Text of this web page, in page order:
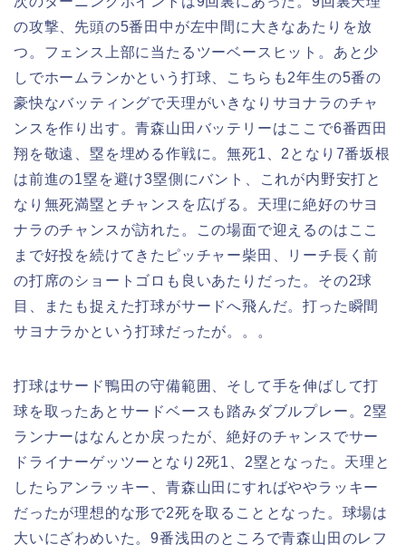
の攻撃、先頭の5番田中が左中間に大きなあたりを放
つ。フェンス上部に当たるツーベースヒット。あと少
しでホームランかという打球、こちらも2年生の5番の
豪快なバッティングで天理がいきなりサヨナラのチャ
ンスを作り出す。青森山田バッテリーはここで6番西田
翔を敬遠、塁を埋める作戦に。無死1、2となり7番坂根
は前進の1塁を避け3塁側にバント、これが内野安打と
なり無死満塁とチャンスを広げる。天理に絶好のサヨ
ナラのチャンスが訪れた。この場面で迎えるのはここ
まで好投を続けてきたピッチャー柴田、リーチ長く前
の打席のショートゴロも良いあたりだった。その2球
目、またも捉えた打球がサードへ飛んだ。打った瞬間
サヨナラかという打球だったが。。。
打球はサード鴨田の守備範囲、そして手を伸ばして打
球を取ったあとサードベースも踏みダブルプレー。2塁
ランナーはなんとか戻ったが、絶好のチャンスでサー
ドライナーゲッツーとなり2死1、2塁となった。天理と
したらアンラッキー、青森山田にすればややラッキー
だったが理想的な形で2死を取ることとなった。球場は
大いにざわめいた。9番浅田のところで青森山田のレフ